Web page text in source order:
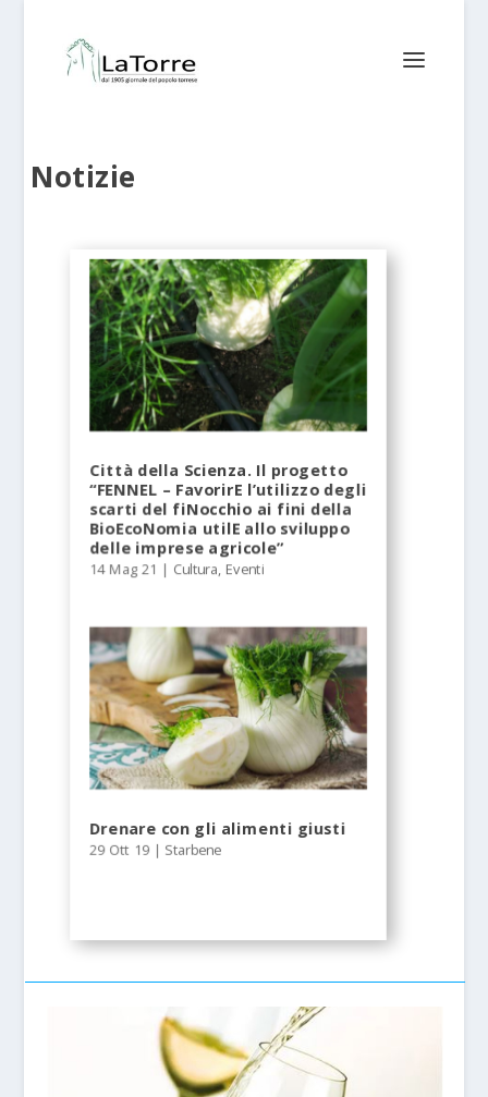
Notizie
Città della Scienza. Il progetto
“FENNEL – FavorirE l’utilizzo degli
scarti del fiNocchio ai fini della
BioEcoNomia utilE allo sviluppo
delle imprese agricole”
14 Mag 21 | Cultura, Eventi
Drenare con gli alimenti giusti
29 Ott 19 | Starbene